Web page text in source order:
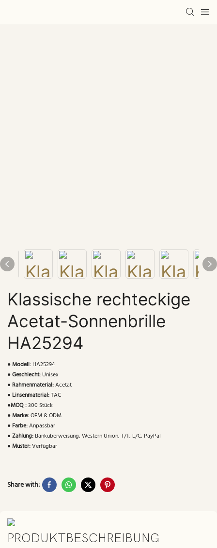
Klassische rechteckige
Acetat-Sonnenbrille
HA25294
●Modell: HA25294
●Geschlecht: Unisex
● Rahmenmaterial:Acetat
● Linsenmaterial:TAC
●MOQ :300 Stück
●Marke:OEM & ODM
● Farbe:Anpassbar
●Zahlung: Banküberweisung, Western Union, T/T, L/C, PayPal
●Muster:Verfügbar
Share with:
PRODUKTBESCHREIBUNG